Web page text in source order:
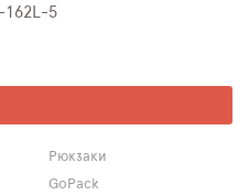
162L-5
Рюкзаки
GoPack